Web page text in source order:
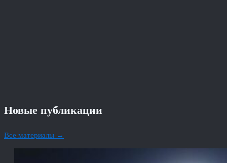
Новые публикации
Все материалы →